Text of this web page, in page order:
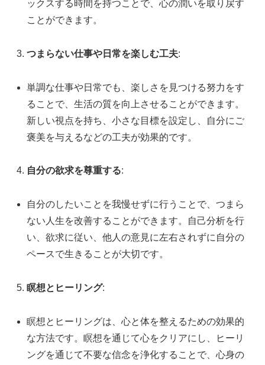
ックスする時間を持つことで、心の潤いを取り戻す
ことができます。
つまらない仕事や日常を楽しむ工夫:
単調な仕事や日常でも、楽しさを見つける努力をす
ることで、生活の質を向上させることができます。
新しい視点を持ち、小さな目標を設定し、自分にご
褒美を与えるなどの工夫が効果的です。
自分の欲求を尊重する:
自分のしたいことを我慢せずに行うことで、つまら
ない人生を改善することができます。自己分析を行
い、欲求に従い、他人の意見に左右されずに自分の
ペースで生きることが大切です。
瞑想とヒーリング:
瞑想とヒーリングは、心と体を整えるための効果的
な方法です。瞑想を通じて心をクリアにし、ヒーリ
ングを通じて不要な信念を浄化することで、心身の